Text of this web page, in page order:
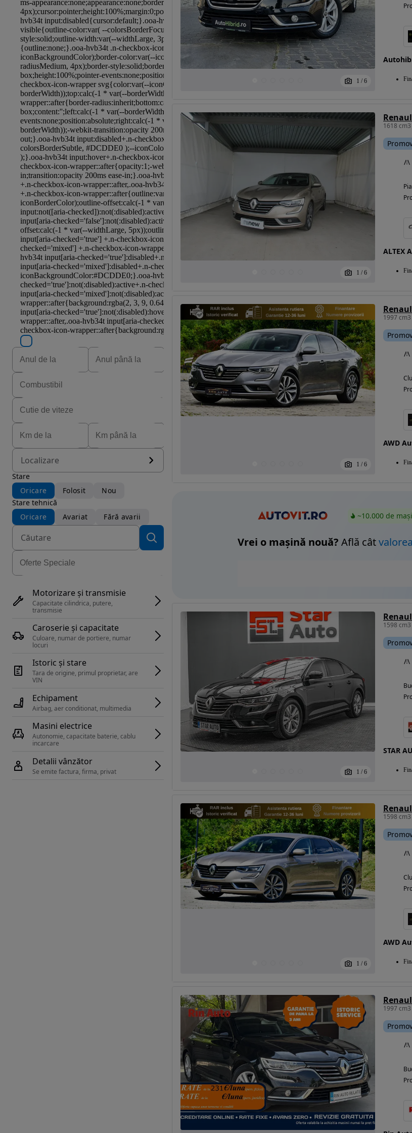
Eligibil pentru
Localizare
Stare
Oricare
Folosit
Nou
Stare tehnică
Oricare
Avariat Fără avarii
Motorizare și transmisie
Capacitate cilindrica, putere,
transmisie
Caroserie și capacitate
Culoare, numar de portiere, numar
locuri
Istoric și stare
Tara de origine, primul proprietar, are
Echipament
Airbag, aer conditionat, multimedia
Masini electrice
Autonomie, capacitate baterie, cablu
Detalii vânzător
Se emite factura, firma, privat
1 / 6
1 / 6
ALTEX
1 / 6
AWD
~10.000 de
Vrei o mașină nouă? Află cât
1 / 6
STAR
1 / 6
AWD